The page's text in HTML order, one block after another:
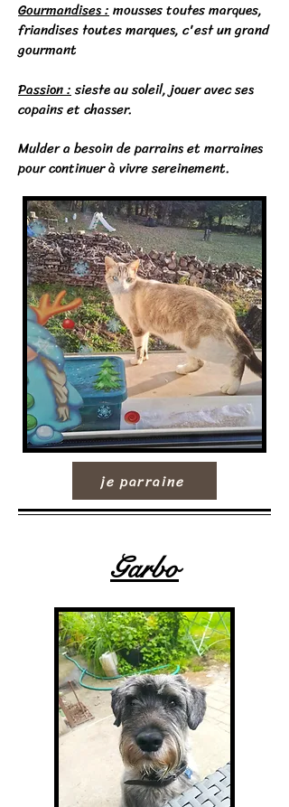
Gourmandises :mousses toutes marques,
friandises toutes marques, c'est un grand
gourmant
Passion :sieste au soleil, jouer avec ses
copains et chasser.
Mulder a besoin de parrains et marraines
pour continuer à vivre sereinement.
je parraine
Garbo